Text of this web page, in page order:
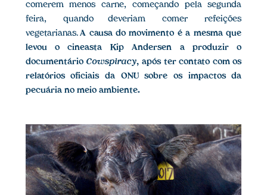
comerem menos carne, começando pela segunda
feira, quando deveriam comer refeições
vegetarianas.A causa do movimento é a mesma que
levou o cineasta Kip Andersen a produzir o
documentário Cowspiracy, após ter contato com os
relatórios oficiais da ONU sobre os impactos da
pecuária no meio ambiente.